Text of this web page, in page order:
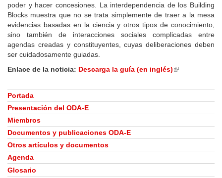
poder y hacer concesiones. La interdependencia de los Building
Blocks muestra que no se trata simplemente de traer a la mesa
evidencias basadas en la ciencia y otros tipos de conocimiento,
sino también de interacciones sociales complicadas entre
agendas creadas y constituyentes, cuyas deliberaciones deben
ser cuidadosamente guiadas.
Enlace de la noticia: Descarga la guía (en inglés)(link
external)
Portada
Presentación del ODA-E
Miembros
Documentos y publicaciones ODA-E
Otros artículos y documentos
Agenda
Glosario